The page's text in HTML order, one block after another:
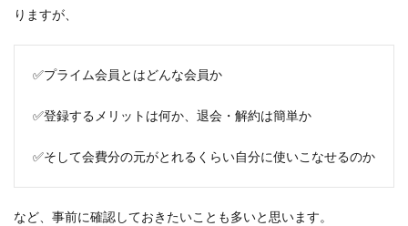
りますが、
✅プライム会員とはどんな会員か
✅登録するメリットは何か、退会・解約は簡単か
✅そして会費分の元がとれるくらい自分に使いこなせるのか
など、事前に確認しておきたいことも多いと思います。